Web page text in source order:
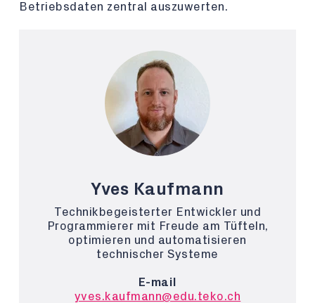
Betriebsdaten zentral auszuwerten.
Yves Kaufmann
Technikbegeisterter Entwickler und
Programmierer mit Freude am Tüfteln,
optimieren und automatisieren
technischer Systeme
E-mail
yves.kaufmann@edu.teko.ch